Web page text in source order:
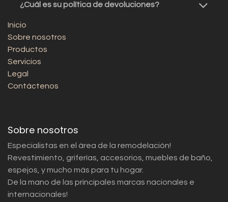
¿Cuál es su política de devoluciones?
Inicio
Sobre nosotros
Productos
Servicios
Legal
Contáctenos
Sobre nosotros
Especialistas en el área de la remodelación!
Revestimiento, griferías, accesorios, muebles de baño,
espejos, y mucho más para tu hogar.
De la mano de las principales marcas nacionales e
internacionales!